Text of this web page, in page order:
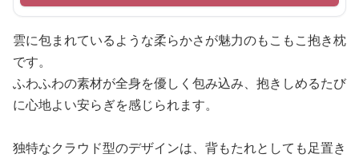
雲に包まれているような柔らかさが魅力のもこもこ抱き枕
です。
ふわふわの素材が全身を優しく包み込み、抱きしめるたび
に心地よい安らぎを感じられます。
独特なクラウド型のデザインは、背もたれとしても足置き